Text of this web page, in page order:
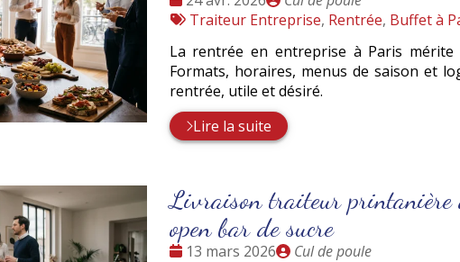
:
par
Tags
Traiteur Entreprise, Rentrée, Buffet à
La rentrée en entreprise à Paris
Formats, horaires, menus de saison et
rentrée, utile et désiré.
Lire la suite
Livraison traiteur printanière
open bar de sucre
Date
13 mars 2026
Publié
Cul de poule